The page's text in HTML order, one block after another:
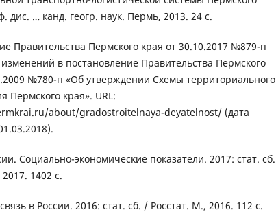
дис. … канд. геогр. наук. Пермь, 2013. 24 с.
Правительства Пермского края от 30.10.2017 №879-п
в постановление Правительства Пермского
№780-п «Об утверждении Схемы территориального
Пермского края». URL:
about/gradostroitelnaya-deyatelnost/ (дата
Социально-экономические показатели. 2017: стат. сб.
1402 с.
в России. 2016: стат. сб. / Росстат. М., 2016. 112 с.